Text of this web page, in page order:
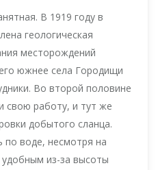
В 1919 году в
геологическая
месторождений
южнее села Городищи
Во второй половине
свою работу, и тут же
добытого сланца.
по воде, несмотря на
из-за высоты